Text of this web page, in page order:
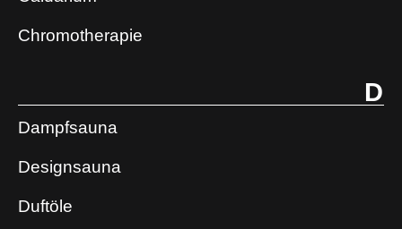
Chromotherapie
D
Dampfsauna
Designsauna
Duftöle